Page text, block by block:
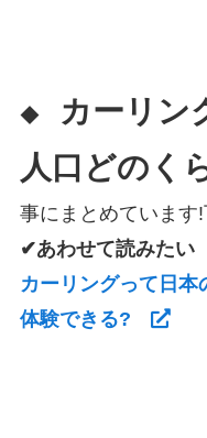
◆
カーリン
人口どのく
事にまとめています
✔あわせて読みたい
カーリングって日
体験できる?